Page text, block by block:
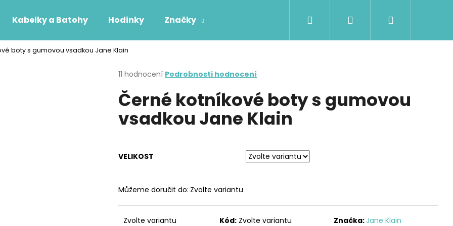
Kabelky a Batohy Hodinky Značky Přihlášení
boty s gumovou vsadkou Jane Klain
Průměrné
produktu
je
z
11 hodnocení Podrobnosti hodnocení
Černé kotníkové boty s gumovou
vsadkou Jane Klain
VELIKOST
Můžeme doručit do: Zvolte variantu
Zvolte variantu Kód: Zvolte variantu Značka:Jane Klain
Co potřebujete najít?
HLEDAT